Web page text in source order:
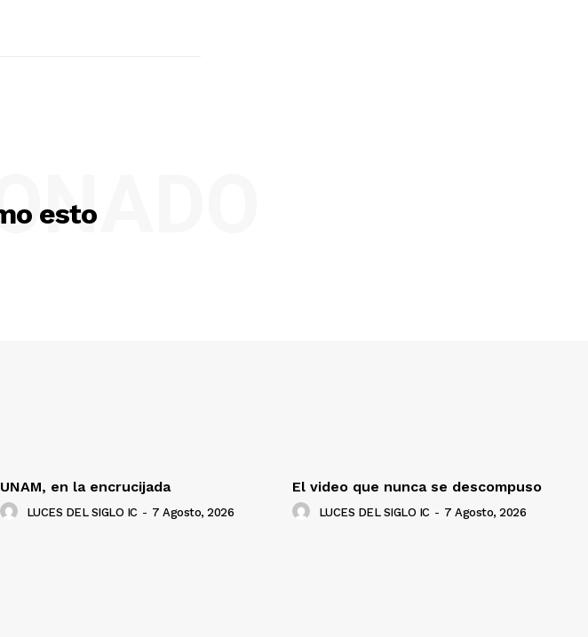
esto
UNAM, en la encrucijada
LUCES DEL SIGLO IC - 7 Agosto, 2026
El video que nunca se descompuso
LUCES DEL SIGLO IC - 7 Agosto, 2026